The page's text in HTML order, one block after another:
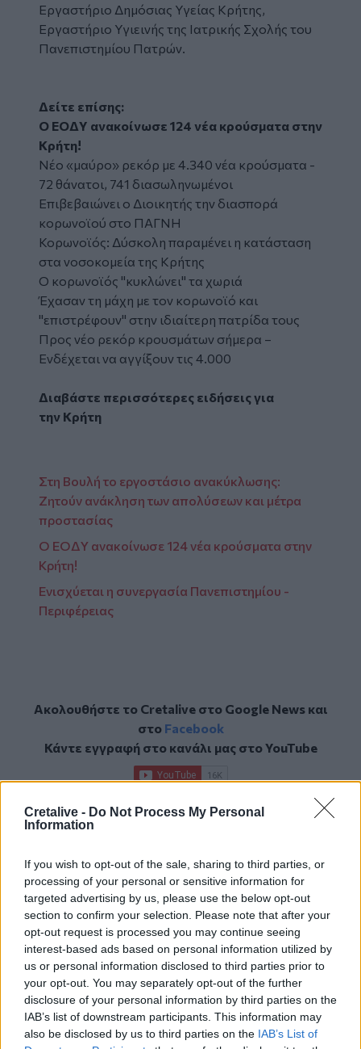
Cretalive - Do Not Process My Personal
Information
If you wish to opt-out of the sale, sharing to third parties, or
processing of your personal or sensitive information for
targeted advertising by us, please use the below opt-out
section to confirm your selection. Please note that after your
opt-out request is processed you may continue seeing
interest-based ads based on personal information utilized by
us or personal information disclosed to third parties prior to
your opt-out. You may separately opt-out of the further
disclosure of your personal information by third parties on the
IAB’s list of downstream participants. This information may
also be disclosed by us to third parties on the IAB’s List of
Εργαστήριο Δημόσιας Υγείας Κρήτης,
Εργαστήριο Υγιεινής της Ιατρικής Σχολής του
Πανεπιστημίου Πατρών.
Δείτε επίσης:
Ο ΕΟΔY ανακοίνωσε 124 νέα κρούσματα στην
Κρήτη!
Νέο «μαύρο» ρεκόρ με 4.340 νέα κρούσματα -
72 θάνατοι, 741 διασωληνωμένοι
Επιβεβαιώνει ο Διοικητής την διασπορά
κορωνοϊού στο ΠΑΓΝΗ
Κορωνοϊός: Δύσκολη παραμένει η κατάσταση
στα νοσοκομεία της Κρήτης
Ο κορωνοϊός "κυκλώνει" τα χωριά
Έχασαν τη μάχη με τον κορωνοϊό και
"επιστρέφουν" στην ιδιαίτερη πατρίδα τους
Προς νέο ρεκόρ κρουσμάτων σήμερα –
Ενδέχεται να αγγίξουν τις 4.000
Διαβάστε περισσότερες ειδήσεις για
την Κρήτη
Στη Βουλή το εργοστάσιο ανακύκλωσης:
Ζητούν ανάκληση των απολύσεων και μέτρα
προστασίας
Ο ΕΟΔY ανακοίνωσε 124 νέα κρούσματα στην
Κρήτη!
Ενισχύεται η συνεργασία Πανεπιστημίου -
Περιφέρειας
Ακολουθήστε το Cretalive στο Google Newsκαι
στο Facebook
Κάντε εγγραφή στο κανάλι μας στοYouTube
ΣΧΕΤΙΚΆ TAGS